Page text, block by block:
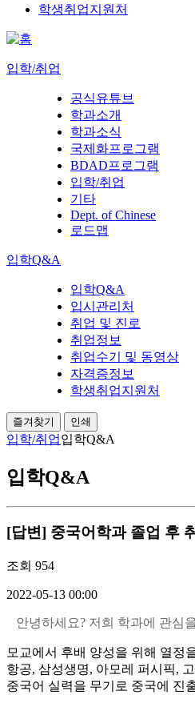
학생취업지원처
입학/취업
공식유튜브
학과소개
학과소식
국제화프로그램
BDAD프로그램
입학/취업
기타
Dept. of Chinese
로드맵
입학Q&A
입학Q&A
입시관리처
취업 및 진로
취업정보
취업수기 및 동영상
자격증정보
학생취업지원처
즐겨찾기 인쇄
입학/취업입학Q&A
입학Q&A
[답변] 중국어학과 졸업 후
조회 954
2022-05-13 00:00
안녕하세요? 저희 학과에 관심
모교에서 후배 양성을 위해 열정
항공, 삼성생명, 아모레 퍼시픽,
중국어 실력을 무기로 중국에 진